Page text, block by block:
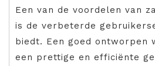
Een van de voordelen van
is de verbeterde
biedt. Een goed ontworpen
een prettige en efficiënte